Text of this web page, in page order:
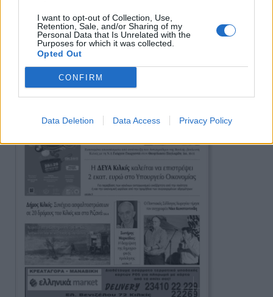
I want to opt-out of Collection, Use,
Retention, Sale, and/or Sharing of my
Personal Data that Is Unrelated with the
Purposes for which it was collected.
Opted Out
CONFIRM
Data Deletion Data Access Privacy Policy
Ειδήσεις